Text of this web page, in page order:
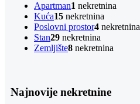
Apartman1 nekretnina
Kuća15 nekretnina
Poslovni prostor4 nekretnina
Stan29 nekretnina
Zemljište8 nekretnina
Najnovije nekretnine